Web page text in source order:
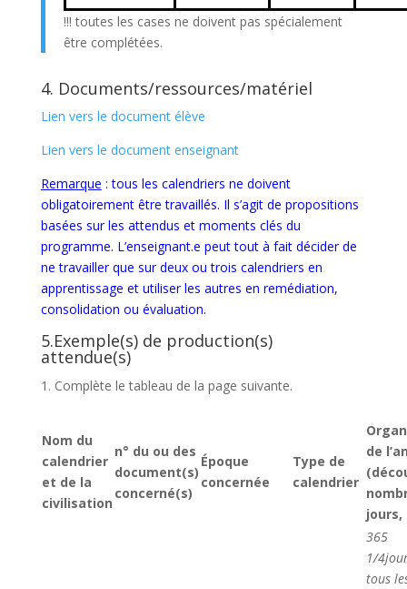
!!! toutes les cases ne doivent pas spécialement
être complétées.
4. Documents/ressources/matériel
Lien vers le document élève
Lien vers le document enseignant
Remarque : tous les calendriers ne doivent
obligatoirement être travaillés. Il s’agit de propositions
basées sur les attendus et moments clés du
programme. L’enseignant.e peut tout à fait décider de
ne travailler que sur deux ou trois calendriers en
apprentissage et utiliser les autres en remédiation,
consolidation ou évaluation.
5.Exemple(s) de production(s)
attendue(s)
Complète le tableau de la page suivante.
Nom du
calendrier
et de la
civilisation
n° du ou des
document(s)
concerné(s)
Époque
concernée
Type de
calendrier
de
jours,
365
1/
tous